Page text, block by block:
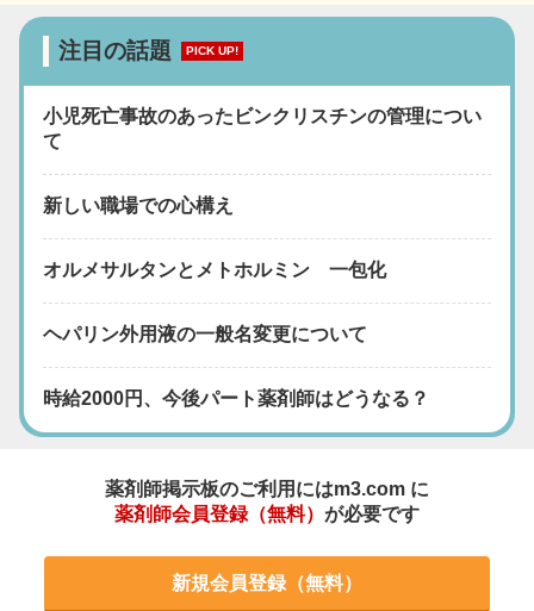
注目の話題 PICK UP!
小児死亡事故のあったビンクリスチンの管理につい
て
新しい職場での心構え
オルメサルタンとメトホルミン 一包化
ヘパリン外用液の一般名変更について
時給2000円、今後パート薬剤師はどうなる？
薬剤師掲示板のご利用にはm3.com に
薬剤師会員登録（無料） が必要です
新規会員登録（無料）